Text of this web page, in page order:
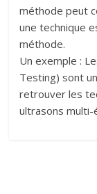
méthode peut
une technique
méthode.
Un exemple :
Testing) sont
retrouver les
ultrasons multi-